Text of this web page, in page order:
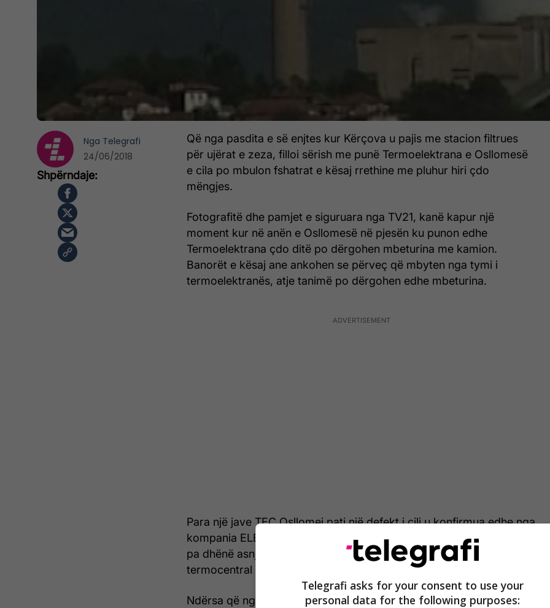
Që nga pasdita e së enjtes kur Kërçova u pajis me stacion filtrues
për ujërat e zeza, filloi sërish me punë Termoelektrana e Osllomesë
e cila po mbulon fshatrat e kësaj rrethine me pluhur hiri çdo
mëngjes.
Fotografitë dhe pamjet e siguruara nga TV21, kanë kapur një
moment kur në anën e Osllomesë në pjesën ku punon edhe
Termoelektrana çdo ditë po dërgohen mbeturina me kamion.
Banorët e kësaj ane ankohen se përveç që mbyten nga tymi i
termoelektranës, atje tanimë po dërgohen edhe mbeturina.
Para një jave TEC Osllomej pati një defekt i cili u konfirmua edhe nga
kompania ELEM, duke njoftuar se e kanë ndërprerë punën. Mirëpo
pa dhënë asnjë njoftim, ata sërish kanë filluar me punë. Kjo
termocentral momentalisht punon pa filtra.
Ndërsa që nga 1 qershori stacioni për matjen e nivelit të ndotjes së
Nga Telegrafi
24/06/2018
Telegrafi asks for your consent to use your
personal data for the following purposes: